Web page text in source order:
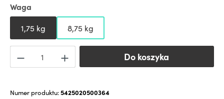
Waga
1,75 kg
8,75 kg
Do koszyka
Do koszyka
Numer produktu:5425020500364